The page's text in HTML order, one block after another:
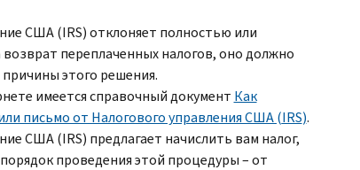
США (IRS) отклоняет полностью или
возврат переплаченных налогов, оно должно
этого решения.
имеется справочный документ Как
письмо от Налогового управления США (IRS).
США (IRS) предлагает начислить вам налог,
проведения этой процедуры – от